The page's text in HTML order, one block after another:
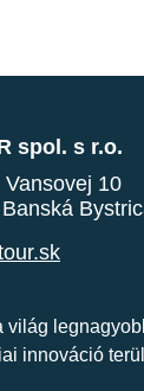
spol. s r.o.
Vansovej 10
világ
innováció